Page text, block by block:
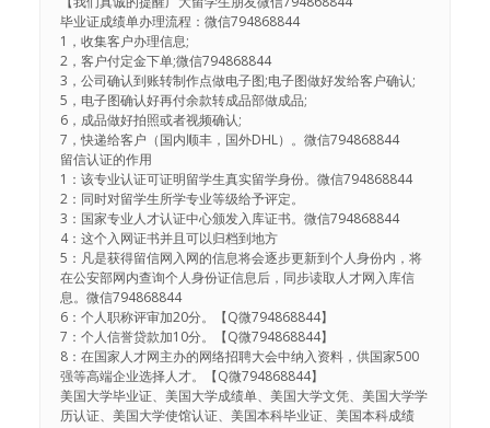
毕业证成绩单办理流程：微信794868844
1，收集客户办理信息;
2，客户付定金下单;微信794868844
3，公司确认到账转制作点做电子图;电子图做好发给客户确认;
5，电子图确认好再付余款转成品部做成品;
6，成品做好拍照或者视频确认;
7，快递给客户（国内顺丰，国外DHL）。微信794868844
留信认证的作用
1：该专业认证可证明留学生真实留学身份。微信794868844
2：同时对留学生所学专业等级给予评定。
3：国家专业人才认证中心颁发入库证书。微信794868844
4：这个入网证书并且可以归档到地方
5：凡是获得留信网入网的信息将会逐步更新到个人身份内，将
在公安部网内查询个人身份证信息后，同步读取人才网入库信
息。微信794868844
6：个人职称评审加20分。【Q微794868844】
7：个人信誉贷款加10分。【Q微794868844】
8：在国家人才网主办的网络招聘大会中纳入资料，供国家500
强等高端企业选择人才。【Q微794868844】
美国大学毕业证、美国大学成绩单、美国大学文凭、美国大学学
历认证、美国大学使馆认证、美国本科毕业证、美国本科成绩